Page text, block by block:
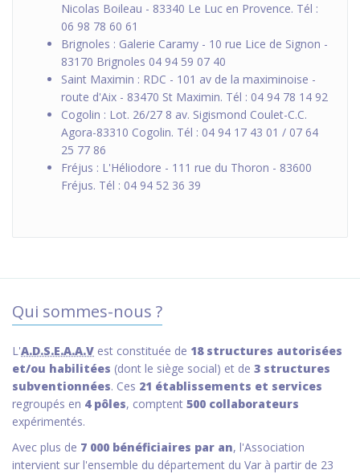
Nicolas Boileau - 83340 Le Luc en Provence. Tél :
06 98 78 60 61
Brignoles : Galerie Caramy - 10 rue Lice de Signon -
83170 Brignoles 04 94 59 07 40
Saint Maximin : RDC - 101 av de la maximinoise -
route d'Aix - 83470 St Maximin. Tél : 04 94 78 14 92
Cogolin : Lot. 26/27 8 av. Sigismond Coulet-C.C.
Agora-83310 Cogolin. Tél : 04 94 17 43 01 / 07 64
25 77 86
Fréjus : L'Héliodore - 111 rue du Thoron - 83600
Fréjus. Tél : 04 94 52 36 39
Qui sommes-nous ?
L'A.D.S.E.A.A.V est constituée de 18 structures autorisées
et/ou habilitées (dont le siège social) et de 3 structures
subventionnées. Ces 21 établissements et services
regroupés en 4 pôles, comptent 500 collaborateurs
expérimentés.
Avec plus de 7 000 bénéficiaires par an, l'Association
intervient sur l'ensemble du département du Var à partir de 23